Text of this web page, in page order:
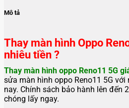
Mô tả
Thay màn hình Oppo
nhiêu tiền ?
Thay màn hình oppo Reno11 5G
sửa màn hình oppo Reno11 5G với
nay. Chính sách bảo hành lên đến
chóng lấy ngay.